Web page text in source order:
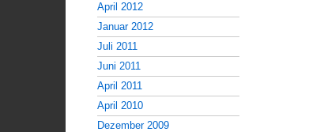
April 2012
Januar 2012
Juli 2011
Juni 2011
April 2011
April 2010
Dezember 2009